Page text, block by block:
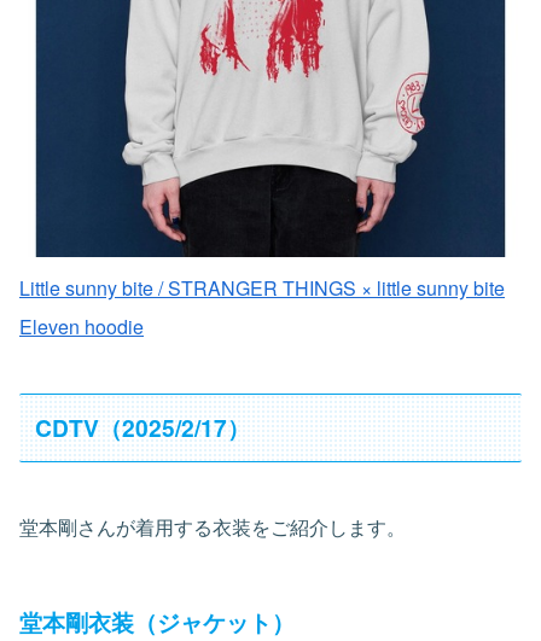
Little sunny bite / STRANGER THINGS × little sunny bite
Eleven hoodie
CDTV（2025/2/17）
堂本剛さんが着用する衣装をご紹介します。
堂本剛衣装（ジャケット）